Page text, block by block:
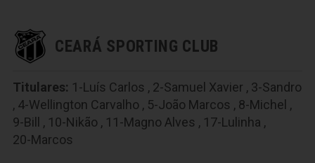
CEARÁ SPORTING CLUB
Titulares: 1-Luís Carlos , 2-Samuel Xavier , 3-Sandro
, 4-Wellington Carvalho , 5-João Marcos , 8-Michel ,
9-Bill
, 10-Nikão , 11-Magno Alves , 17-Lulinha ,
20-Marcos